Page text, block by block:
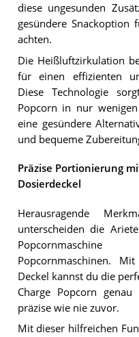
diese ungesunden
gesündere
achten.
Die Heißluftzirkulation
für einen effizienten
Diese Technologie
Popcorn in nur
eine gesündere
und bequeme
Präzise Portionierung
Dosierdeckel
Herausragende
unterscheiden die
Popcornmaschinen.
Deckel kannst du die
Charge Popcorn
präzise wie nie zuvor.
Mit dieser hilfreichen